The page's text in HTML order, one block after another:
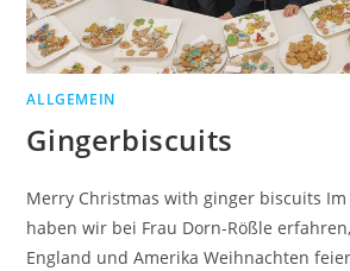
ALLGEMEIN
Gingerbiscuits
Merry Christmas with ginger biscuits
haben wir bei Frau Dorn-Rößle
England und Amerika Weihnachten